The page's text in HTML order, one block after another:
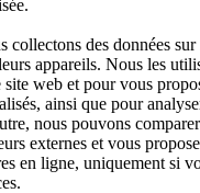
collectons des données
appareils. Nous les
site web et pour vous
ainsi que pour
nous pouvons
externes et vous
en ligne, uniquement si